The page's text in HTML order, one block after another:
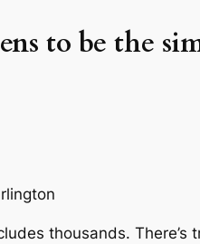
to be the
thousands.